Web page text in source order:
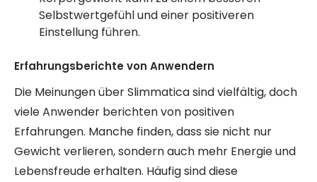
Selbstwertgefühl und einer positiveren
Einstellung führen.
Erfahrungsberichte von Anwendern
Die Meinungen über Slimmatica sind vielfältig, doch
viele Anwender berichten von positiven
Erfahrungen. Manche finden, dass sie nicht nur
Gewicht verlieren, sondern auch mehr Energie und
Lebensfreude erhalten. Häufig sind diese